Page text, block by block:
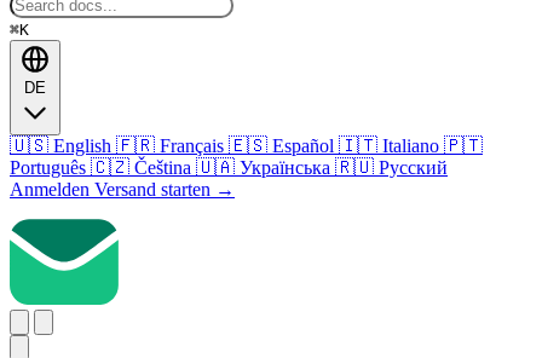
⌘K
DE
🇺🇸 English 🇫🇷 Français 🇪🇸 Español 🇮🇹 Italiano 🇵🇹
Português 🇨🇿 Čeština 🇺🇦 Українська 🇷🇺 Русский
Anmelden Versand starten →